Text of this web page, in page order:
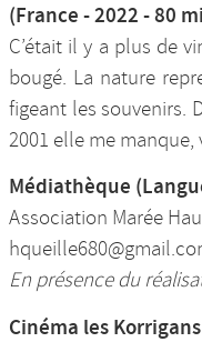
(France - 2022 - 80
C’était il y a plus de
bougé. La nature
figeant les souvenirs.
2001 elle me manque,
Médiathèque
Association Marée
En présence du
Cinéma les